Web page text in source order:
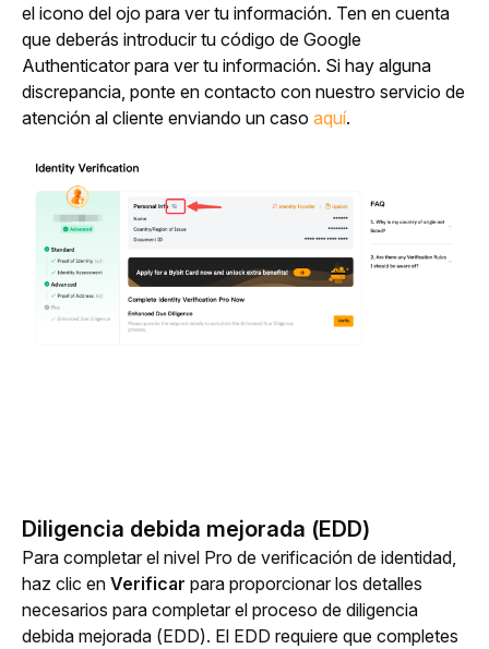
el icono del ojo para ver tu información. Ten en cuenta
que deberás introducir tu código de Google
Authenticator para ver tu información. Si hay alguna
discrepancia, ponte en contacto con nuestro servicio de
atención al cliente enviando un caso aquí.
Diligencia debida mejorada (EDD)
Para completar el nivel Pro de verificación de identidad,
haz clic en Verificar para proporcionar los detalles
necesarios para completar el proceso de diligencia
debida mejorada (EDD). El EDD requiere que completes